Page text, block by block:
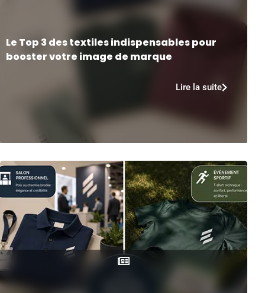
Le Top 3 des textiles indispensables pour
booster votre image de marque
Lire la suite